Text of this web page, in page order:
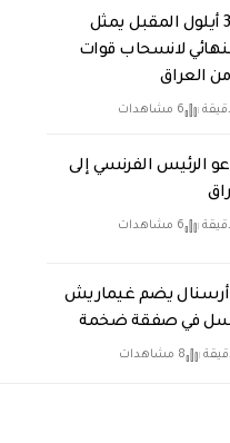
الزيدي: 30 أيلول المقبل يمثل
لانسحاب قوات
العراق
6 مشاهدات
الرئيس الفرنسي إلى
6 مشاهدات
يضم غيماريش
في صفقة ضخمة
8 مشاهدات